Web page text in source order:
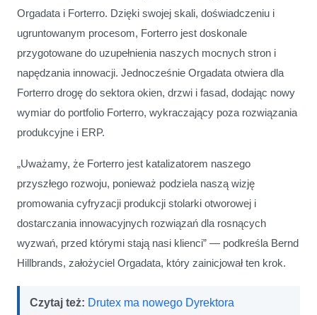
Orgadata i Forterro. Dzięki swojej skali, doświadczeniu i
ugruntowanym procesom, Forterro jest doskonale
przygotowane do uzupełnienia naszych mocnych stron i
napędzania innowacji. Jednocześnie Orgadata otwiera dla
Forterro drogę do sektora okien, drzwi i fasad, dodając nowy
wymiar do portfolio Forterro, wykraczający poza rozwiązania
produkcyjne i ERP.
„Uważamy, że Forterro jest katalizatorem naszego
przyszłego rozwoju, ponieważ podziela naszą wizję
promowania cyfryzacji produkcji stolarki otworowej i
dostarczania innowacyjnych rozwiązań dla rosnących
wyzwań, przed którymi stają nasi klienci” — podkreśla Bernd
Hillbrands, założyciel Orgadata, który zainicjował ten krok.
Czytaj też: Drutex ma nowego Dyrektora